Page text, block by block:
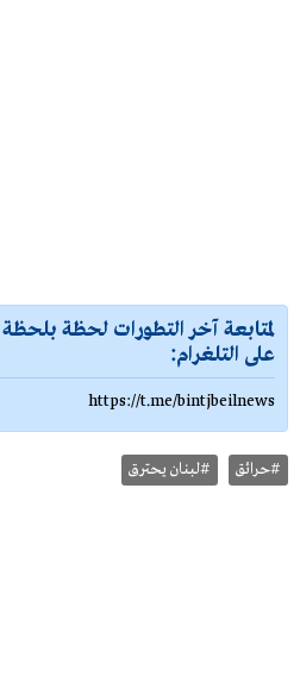
لمتابعة آخر التطورات لحظة
على التلغرام:
https://t.me/bintjbeilnews
#حرائق #لبنان يحترق